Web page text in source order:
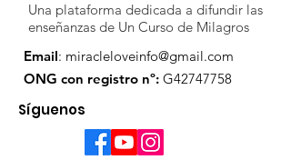
Una plataforma dedicada a difundir las
enseñanzas de Un Curso de Milagros
Email: miracleloveinfo@gmail.com
ONG con registro nº: G42747758
Síguenos